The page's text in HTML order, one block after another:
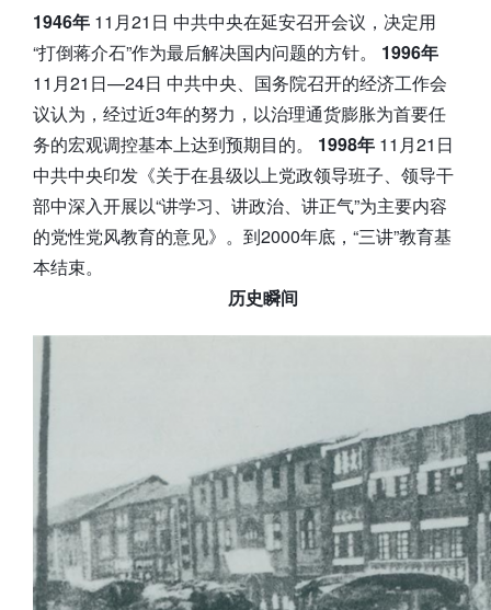
1946年 11月21日 中共中央在延安召开会议，决定用
“打倒蒋介石”作为最后解决国内问题的方针。 1996年
11月21日—24日 中共中央、国务院召开的经济工作会
议认为，经过近3年的努力，以治理通货膨胀为首要任
务的宏观调控基本上达到预期目的。 1998年 11月21日
中共中央印发《关于在县级以上党政领导班子、领导干
部中深入开展以“讲学习、讲政治、讲正气”为主要内容
的党性党风教育的意见》。到2000年底，“三讲”教育基
本结束。
历史瞬间